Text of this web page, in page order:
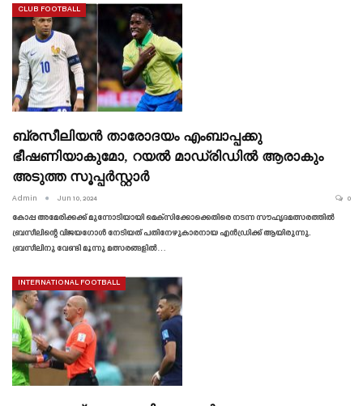
CLUB FOOTBALL
ബ്രസീലിയൻ താരോദയം എംബാപ്പക്കു
ഭീഷണിയാകുമോ, റയൽ മാഡ്രിഡിൽ ആരാകും
അടുത്ത സൂപ്പർസ്റ്റാർ
Admin Jun 10, 2024 0
കോപ്പ അമേരിക്കക്ക് മുന്നോടിയായി മെക്‌സിക്കോക്കെതിരെ നടന്ന സൗഹൃദമത്സരത്തിൽ
ബ്രസീലിന്റെ വിജയഗോൾ നേടിയത് പതിനേഴുകാരനായ എൻഡ്രിക്ക് ആയിരുന്നു.
ബ്രസീലിനു വേണ്ടി മൂന്നു മത്സരങ്ങളിൽ…
INTERNATIONAL FOOTBALL